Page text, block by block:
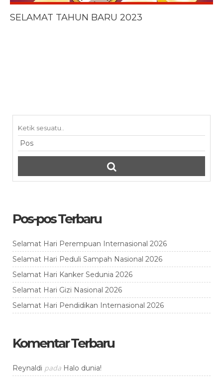
SELAMAT TAHUN BARU 2023
Pos-pos Terbaru
Selamat Hari Perempuan Internasional 2026
Selamat Hari Peduli Sampah Nasional 2026
Selamat Hari Kanker Sedunia 2026
Selamat Hari Gizi Nasional 2026
Selamat Hari Pendidikan Internasional 2026
Komentar Terbaru
Reynaldi pada Halo dunia!